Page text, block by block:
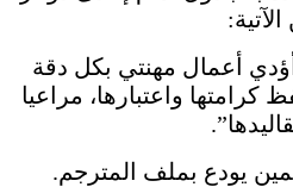
أعمال مهنتي بكل دقة
كرامتها واعتبارها، مراعيا